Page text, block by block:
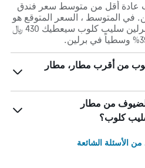
عادة أقل من متوسط ​​سعر فندق
في المتوسط ، السعر المتوقع هو
310 ﷼ في الليلة في برلين. برلين سليب كلوب سيعطيك 430 ﷼
من أقرب مطار، مطار
من مطار
الأسئلة الشائعة